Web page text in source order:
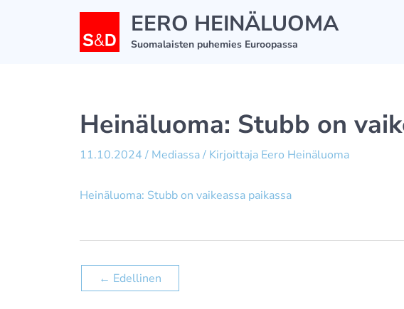
EERO HEINÄLUOMA
Suomalaisten puhemies Euroopassa
Heinäluoma: Stubb on
11.10.2024 / Mediassa/ Kirjoittaja Eero Heinäluoma
Heinäluoma: Stubb on vaikeassa paikassa
← Edellinen